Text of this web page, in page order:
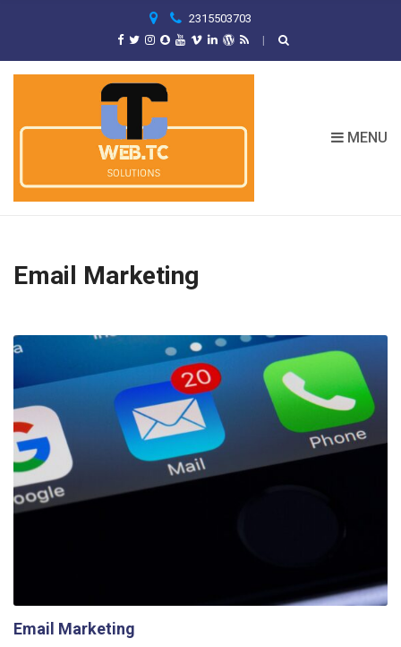
2315503703
O
MENU
Email Marketing
Email Marketing